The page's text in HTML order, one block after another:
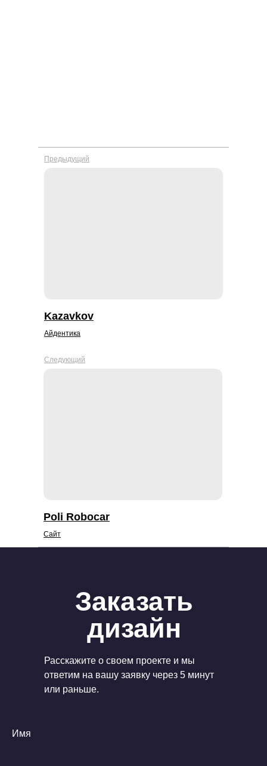
Kazavkov
Айдентика
Poli Robocar
Сайт
Предыдущий
Следующий
Заказать
дизайн
Расскажите о своем проекте и мы
ответим на вашу заявку через 5 минут
или раньше.
Имя